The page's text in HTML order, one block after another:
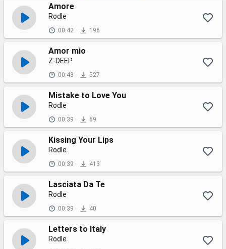
Amore
Rodle
00:42 196
Amor mio
Z-DEEP
00:43 527
Mistake to Love You
Rodle
00:39 69
Kissing Your Lips
Rodle
00:39 413
Lasciata Da Te
Rodle
00:39 40
Letters to Italy
Rodle